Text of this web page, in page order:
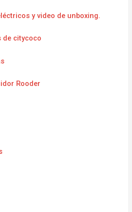
y video de unboxing.
de citycoco
Rooder